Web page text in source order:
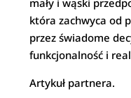
mały i wąski
która zachwyca od
przez świadome
funkcjonalność i
Artykuł partnera.